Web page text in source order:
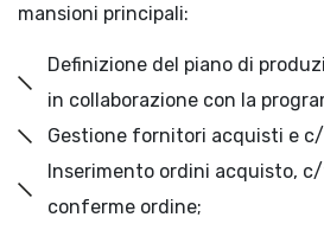
mansioni principali:
Definizione del piano di
in collaborazione con la
Gestione fornitori acquisti e
Inserimento ordini acquisto,
conferme ordine;